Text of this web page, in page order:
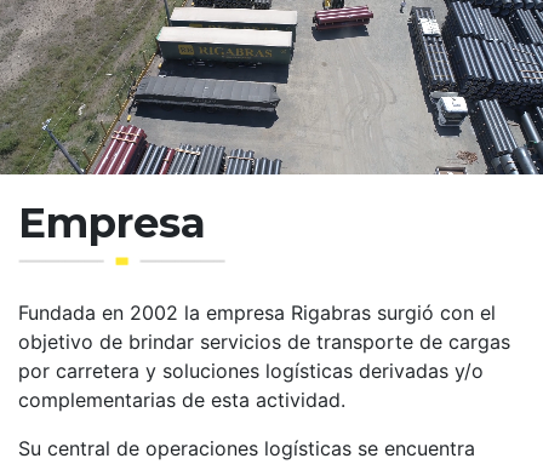
Empresa
Fundada en 2002 la empresa Rigabras surgió con el
objetivo de brindar servicios de transporte de cargas
por carretera y soluciones logísticas derivadas y/o
complementarias de esta actividad.
Su central de operaciones logísticas se encuentra